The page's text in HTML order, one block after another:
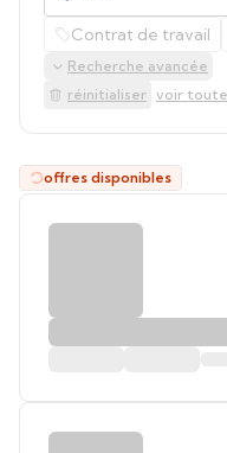
Contrat de travail
Recherche avancée
réinitialiser voir
offres disponibles